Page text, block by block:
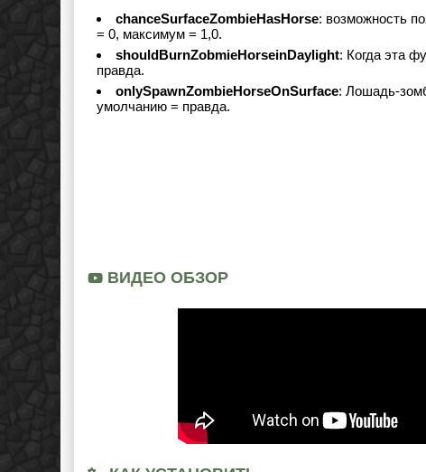
chanceSurfaceZombieHasHorse: возможность
= 0, максимум = 1,0.
shouldBurnZobmieHorseinDaylight: Когда эта
правда.
onlySpawnZombieHorseOnSurface: Лошадь-
умолчанию = правда.
ВИДЕО ОБЗОР